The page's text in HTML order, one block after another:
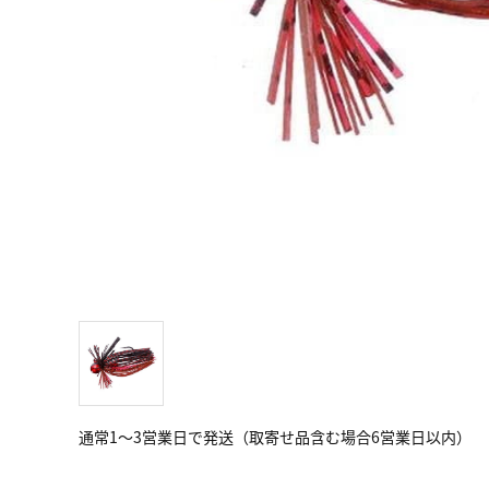
通常1～3営業日で発送（取寄せ品含む場合6営業日以内）